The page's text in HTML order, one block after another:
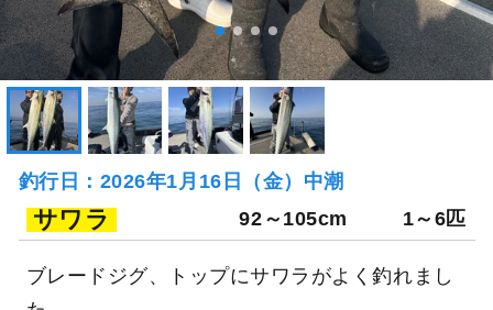
釣行日：2026年1月16日（金）中潮
サワラ 92～105cm 1～6匹
ブレードジグ、トップにサワラがよく釣れまし